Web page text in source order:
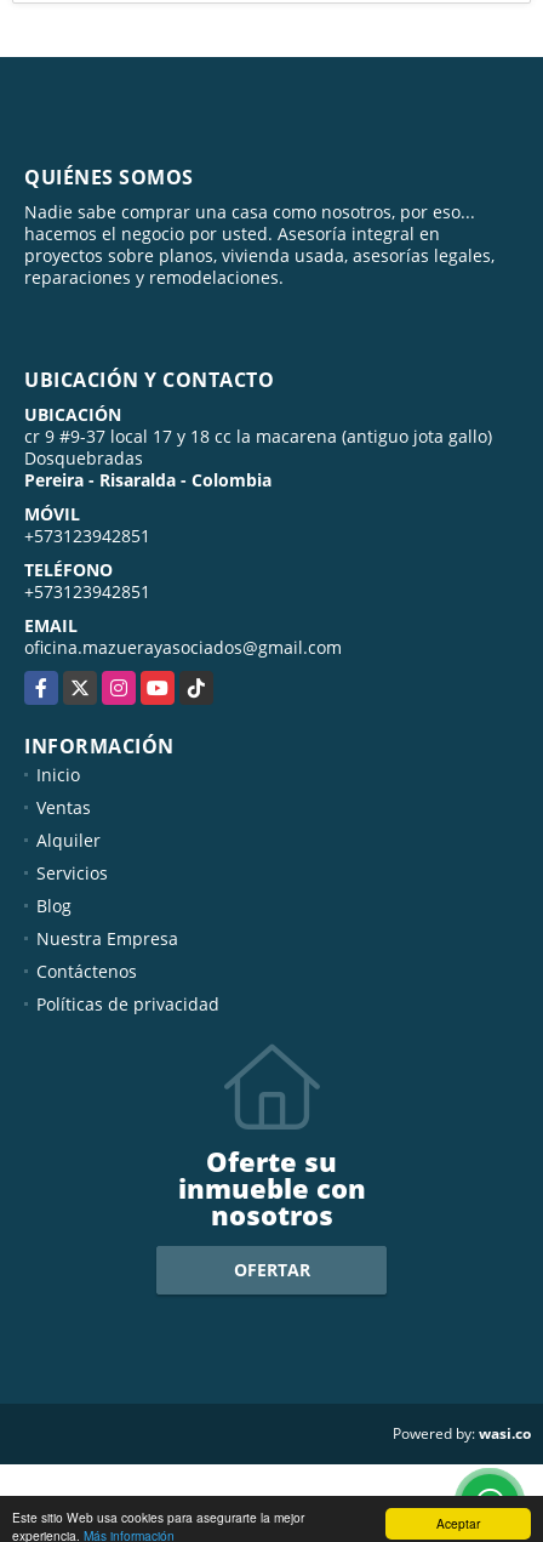
Aceptar
Este sitio Web usa cookies para asegurarte la mejor
experiencia. Más información
QUIÉNES SOMOS
Nadie sabe comprar una casa como nosotros, por eso...
hacemos el negocio por usted. Asesoría integral en
proyectos sobre planos, vivienda usada, asesorías legales,
reparaciones y remodelaciones.
UBICACIÓN Y CONTACTO
UBICACIÓN
cr 9 #9-37 local 17 y 18 cc la macarena (antiguo jota gallo)
Dosquebradas
Pereira - Risaralda - Colombia
MÓVIL
+573123942851
TELÉFONO
+573123942851
EMAIL
oficina.mazuerayasociados@gmail.com
Facebook
X InstagramYouTubeTikTok
INFORMACIÓN
Inicio
Ventas
Alquiler
Servicios
Blog
Nuestra Empresa
Contáctenos
Políticas de privacidad
Oferte su
inmueble con
nosotros
OFERTAR
Powered by:wasi.co